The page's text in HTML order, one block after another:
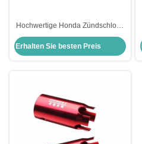
Hochwertige Honda Zündschloss
Zylinder Herz Reparatur
Erhalten Sie besten Preis